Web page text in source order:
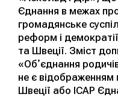
Єднання в межах
громадянське
реформ і
та Швеції. Зміст
«Обʼєднання
не є відображенням
Швеції або ІСАР